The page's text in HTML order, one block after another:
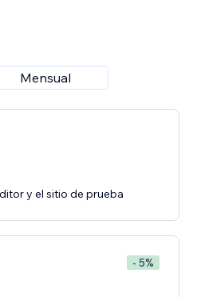
Mensual
y el sitio de prueba
- 5%